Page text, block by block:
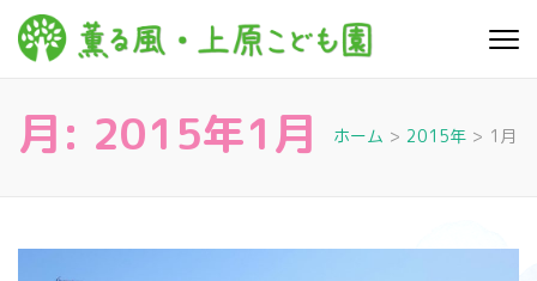
原こど
心豊かに 明るく す
月: 2015年1月 ホーム > 2015年 > 1月